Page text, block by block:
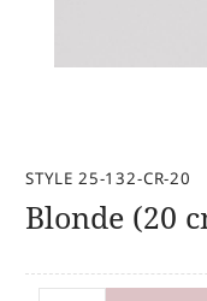
STYLE 25-132-CR-20
Blonde (20